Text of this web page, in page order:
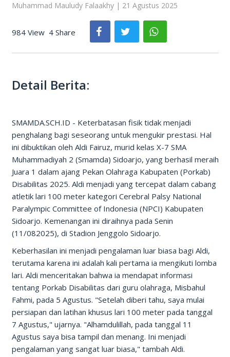
Muhammad Mauludy Falaakhy | 21 Agustus 2025
984 View 4 Share
Detail Berita:
SMAMDA.SCH.ID - Keterbatasan fisik tidak menjadi
penghalang bagi seseorang untuk mengukir prestasi. Hal
ini dibuktikan oleh Aldi Fairuz, murid kelas X-7 SMA
Muhammadiyah 2 (Smamda) Sidoarjo, yang berhasil meraih
Juara 1 dalam ajang Pekan Olahraga Kabupaten (Porkab)
Disabilitas 2025. Aldi menjadi yang tercepat dalam cabang
atletik lari 100 meter kategori Cerebral Palsy National
Paralympic Committee of Indonesia (NPCI) Kabupaten
Sidoarjo. Kemenangan ini diraihnya pada Senin
(11/082025), di Stadion Jenggolo Sidoarjo.
Keberhasilan ini menjadi pengalaman luar biasa bagi Aldi,
terutama karena ini adalah kali pertama ia mengikuti lomba
lari. Aldi menceritakan bahwa ia mendapat informasi
tentang Porkab Disabilitas dari guru olahraga, Misbahul
Fahmi, pada 5 Agustus. "Setelah diberi tahu, saya mulai
persiapan dan latihan khusus lari 100 meter pada tanggal
7 Agustus," ujarnya. "Alhamdulillah, pada tanggal 11
Agustus saya bisa tampil dan menang. Ini menjadi
pengalaman yang sangat luar biasa," tambah Aldi.